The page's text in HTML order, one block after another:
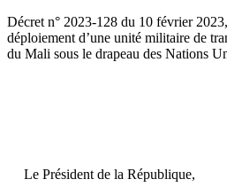
Décret n° 2023-128 du 10 février
déploiement d’une unité militaire de
du Mali sous le drapeau des Nations
Le Président de la République,